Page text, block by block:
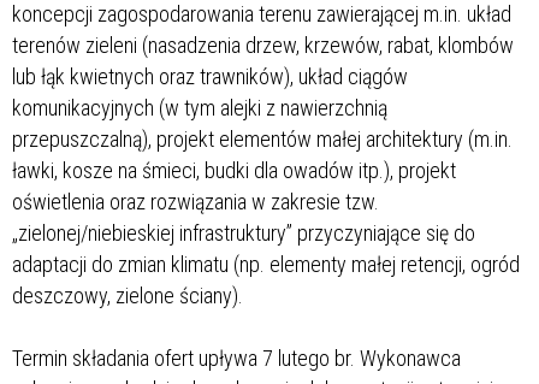
koncepcji zagospodarowania terenu zawierającej m.in. układ
terenów zieleni (nasadzenia drzew, krzewów, rabat, klombów
lub łąk kwietnych oraz trawników), układ ciągów
komunikacyjnych (w tym alejki z nawierzchnią
przepuszczalną), projekt elementów małej architektury (m.in.
ławki, kosze na śmieci, budki dla owadów itp.), projekt
oświetlenia oraz rozwiązania w zakresie tzw.
„zielonej/niebieskiej infrastruktury” przyczyniające się do
adaptacji do zmian klimatu (np. elementy małej retencji, ogród
deszczowy, zielone ściany).
Termin składania ofert upływa 7 lutego br. Wykonawca